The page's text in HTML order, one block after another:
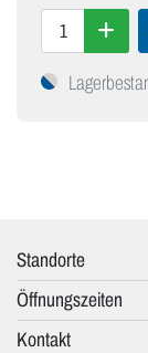
Standorte
Öffnungszeiten
Kontakt